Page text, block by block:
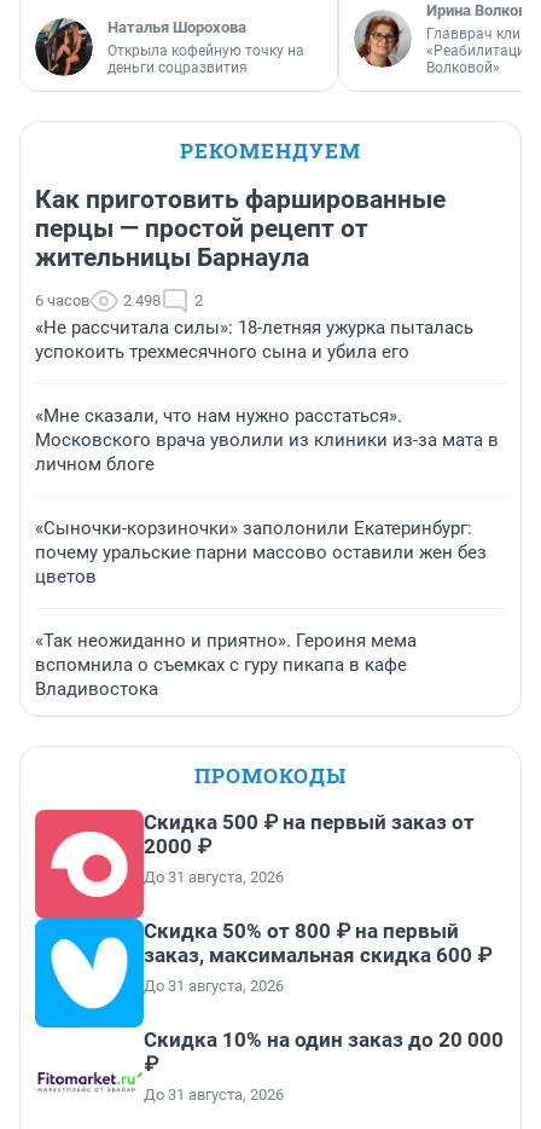
Наталья Шорохова
Открыла кофейную точку на
деньги соцразвития
Ирина Волкова
Главврач
«Реабилитация
Волковой»
РЕКОМЕНДУЕМ
Как приготовить фаршированные
перцы — простой рецепт от
жительницы Барнаула
6 часов 2 498 2
«Не рассчитала силы»: 18-летняя ужурка пыталась
успокоить трехмесячного сына и убила его
«Мне сказали, что нам нужно расстаться».
Московского врача уволили из клиники из-за мата в
личном блоге
«Сыночки-корзиночки» заполонили Екатеринбург:
почему уральские парни массово оставили жен без
цветов
«Так неожиданно и приятно». Героиня мема
вспомнила о съемках с гуру пикапа в кафе
Владивостока
ПРОМОКОДЫ
Скидка 500 ₽ на первый заказ от
2000 ₽
До 31 августа, 2026
Скидка 50% от 800 ₽ на первый
заказ, максимальная скидка 600 ₽
До 31 августа, 2026
Скидка 10% на один заказ до 20 000
₽
До 31 августа, 2026